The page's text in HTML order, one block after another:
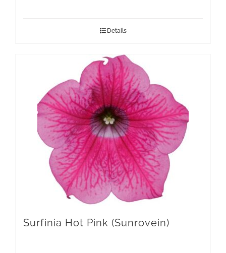
Details
Surfinia Hot Pink (Sunrovein)